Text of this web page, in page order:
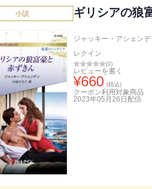
小説 ギリシアの狼
ジャッキー・アシェン
レクイン
(0)
レビューを書く
¥660 (税込)
クーポン利用対象商品
2023年05月26日 配信